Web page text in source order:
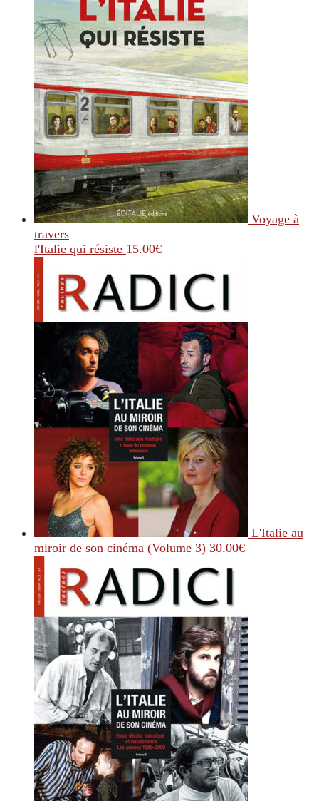
Voyage à
travers
l'Italie qui résiste 15.00€
L'Italie au
miroir de son cinéma (Volume 3) 30.00€